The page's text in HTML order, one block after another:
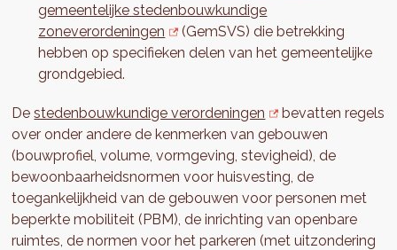
gemeentelijke stedenbouwkundige
zoneverordeningen
(GemSVS) die betrekking
hebben op specifieken delen van het gemeentelijke
grondgebied.
Destedenbouwkundige verordeningen
bevatten regels
over onder andere de kenmerken van gebouwen
(bouwprofiel, volume, vormgeving, stevigheid), de
bewoonbaarheidsnormen voor huisvesting, de
toegankelijkheid van de gebouwen voor personen met
beperkte mobiliteit (PBM), de inrichting van openbare
ruimtes, de normen voor het parkeren (met uitzondering